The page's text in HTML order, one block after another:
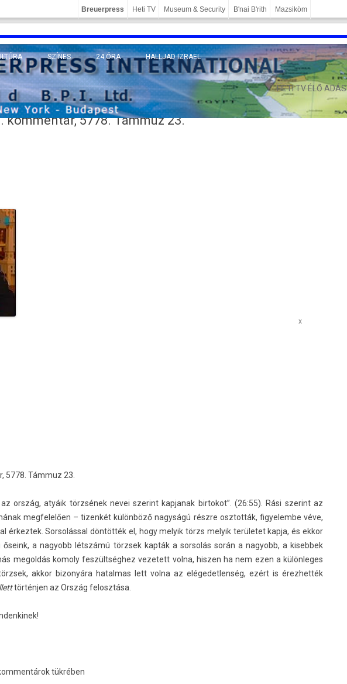
Breuerpress Heti TV Museum & Security B'nai B'rith Mazsiköm
EURÓPA
KELET
TUDOMÁNY
SZÍNES 24 ÓRA HALLJAD IZRAEL
HETI TV ÉLŐ ADÁS
kommentár, 5778. Támmuz 23.
x
5778. Támmuz 23.
ország, atyáik törzsének nevei szerint kap­janak bi­rtokot”. (26:55). Rási szerint az
meg­felelő­en – tizen­két különböző nagyságú részre osztot­ták, figyelem­be véve,
érkez­tek. Sor­soláss­al döntötték el, hogy melyik törzs melyik területet kapja, és ekkor
a nagyobb létszámú törzsek kapták a sor­solás során a nagyobb, a kiseb­bek
megol­dás komo­ly feszültséghez vezetett volna, hisz­en ha nem ezen a külön­leges
akkor bi­zonyára hatal­mas lett volna az elégedet­lenség, ezért is ére­zhet­ték
történjen az Ország felosztása.
tükrében